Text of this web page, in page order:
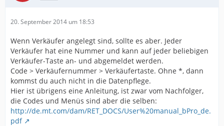
20. September 2014 um 18:53
Wenn Verkäufer angelegt sind, sollte es aber. Jeder
Verkäufer hat eine Nummer und kann auf jeder beliebigen
Verkäufer-Taste an- und abgemeldet werden.
Code > Verkäufernummer > Verkäufertaste. Ohne *, dann
kommst du auch nicht in die Datenpflege.
Hier ist übrigens eine Anleitung, ist zwar vom Nachfolger,
die Codes und Menüs sind aber die selben:
http://de.mt.com/dam/RET_DOCS/User%20manual_bPro_de.
pdf